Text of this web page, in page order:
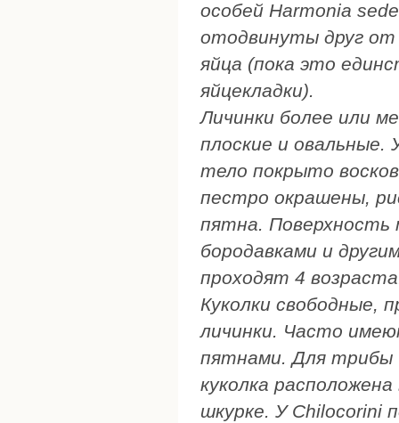
особей Harmonia
отодвинуты друг от
яйца (пока это
яйцекладки).
Личинки более или
плоские и овальные.
тело покрыто
пестро окрашены,
пятна.
бородавками и
проходят 4
Куколки свободные,
личинки. Часто
пятнами. Для трибы
куколка
шкурке. У Chilocorini